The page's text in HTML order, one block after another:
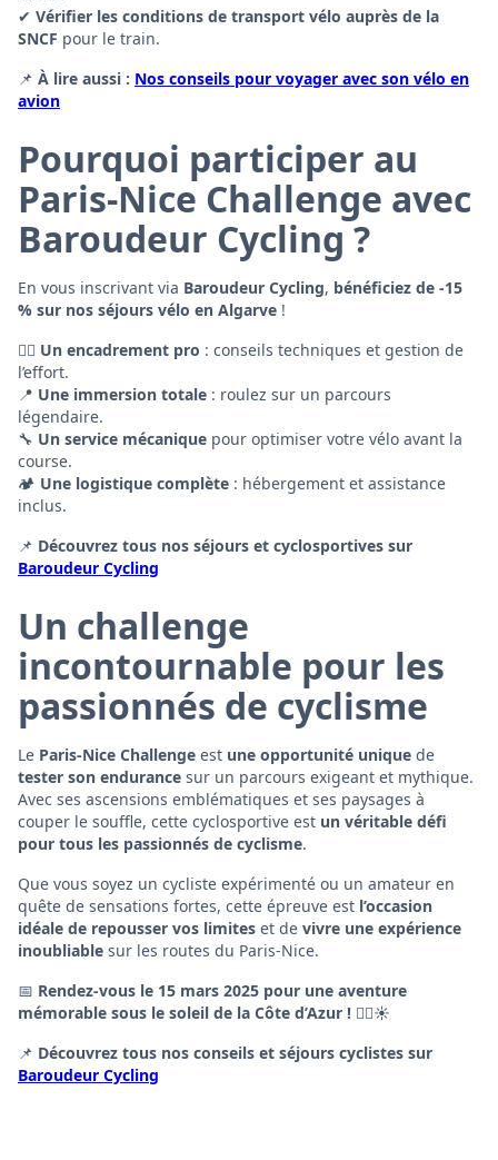
✔ Vérifier les conditions de transport vélo auprès de la
SNCF pour le train.
📌 À lire aussi : Nos conseils pour voyager avec son vélo en
avion
Pourquoi participer au
Paris-Nice Challenge avec
Baroudeur Cycling ?
En vous inscrivant via Baroudeur Cycling, bénéficiez de -15
% sur nos séjours vélo en Algarve !
🚴‍♂️ Un encadrement pro : conseils techniques et gestion de
l’effort.
📍 Une immersion totale : roulez sur un parcours
légendaire.
🔧 Un service mécanique pour optimiser votre vélo avant la
course.
🏕️ Une logistique complète : hébergement et assistance
inclus.
📌 Découvrez tous nos séjours et cyclosportives sur
Baroudeur Cycling
Un challenge
incontournable pour les
passionnés de cyclisme
Le Paris-Nice Challenge est une opportunité unique de
tester son endurance sur un parcours exigeant et mythique.
Avec ses ascensions emblématiques et ses paysages à
couper le souffle, cette cyclosportive est un véritable défi
pour tous les passionnés de cyclisme.
Que vous soyez un cycliste expérimenté ou un amateur en
quête de sensations fortes, cette épreuve est l’occasion
idéale de repousser vos limites et de vivre une expérience
inoubliable sur les routes du Paris-Nice.
📅 Rendez-vous le 15 mars 2025 pour une aventure
mémorable sous le soleil de la Côte d’Azur ! 🚴‍♂️☀
📌 Découvrez tous nos conseils et séjours cyclistes sur
Baroudeur Cycling